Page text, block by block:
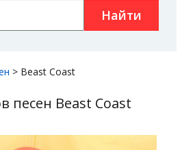
Найти
> Beast Coast
песен Beast Coast